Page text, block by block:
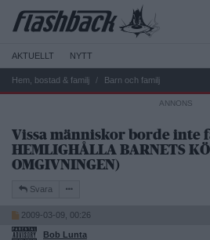
AKTUELLT NYTT
Hem, bostad & familj Barn och familj
Vissa människor borde inte
HEMLIGHÅLLA BARNETS
OMGIVNINGEN)
Svara
2009-03-09, 00:26
Bob Lunta